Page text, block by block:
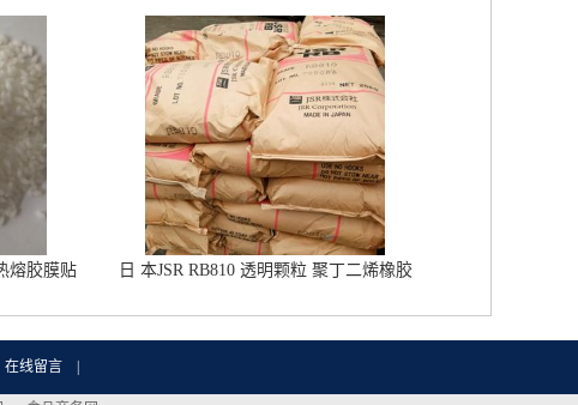
熔胶膜贴
日 本JSR RB810 透明颗粒 聚丁二烯橡胶
在线留言